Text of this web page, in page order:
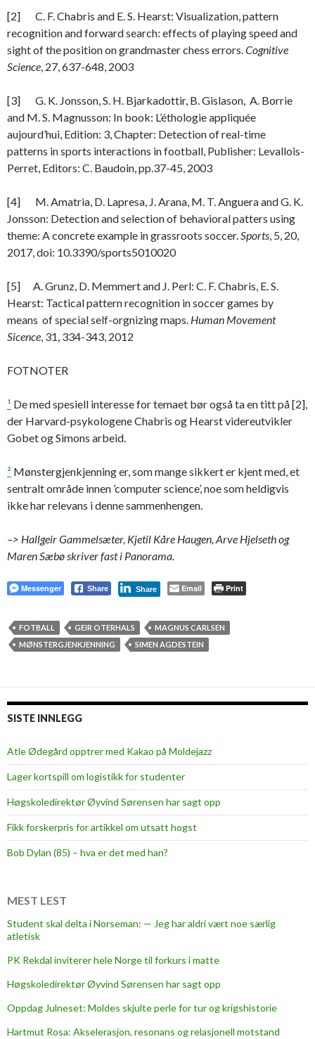
[2] C. F. Chabris and E. S. Hearst: Visualization, pattern
recognition and forward search: effects of playing speed and
sight of the position on grandmaster chess errors.Cognitive
Science, 27, 637-648, 2003
[3] G. K. Jonsson, S. H. Bjarkadottir, B. Gislason, A. Borrie
and M. S. Magnusson: In book: L’éthologie appliquée
aujourd’hui, Edition: 3, Chapter: Detection of real-time
patterns in sports interactions in football, Publisher: Levallois-
Perret, Editors: C. Baudoin, pp.37-45, 2003
[4] M. Amatria, D. Lapresa, J. Arana, M. T. Anguera and G. K.
Jonsson: Detection and selection of behavioral patters using
theme: A concrete example in grassroots soccer.Sports, 5, 20,
2017, doi: 10.3390/sports5010020
[5] A. Grunz, D. Memmert and J. Perl: C. F. Chabris, E. S.
Hearst: Tactical pattern recognition in soccer games by
means of special self-orgnizing maps. Human Movement
Sicence, 31, 334-343, 2012
FOTNOTER
¹ De med spesiell interesse for temaet bør også ta en titt på [2],
der Harvard-psykologene Chabris og Hearst videreutvikler
Gobet og Simons arbeid.
² Mønstergjenkjenning er, som mange sikkert er kjent med, et
sentralt område innen ’computer science’, noe som heldigvis
ikke har relevans i denne sammenhengen.
–> Hallgeir Gammelsæter, Kjetil Kåre Haugen, Arve Hjelseth og
Maren Sæbø skriver fast i Panorama.
Messenger Share Share Email Print
FOTBALL GEIR OTERHALS
MAGNUS CARLSEN
MØNSTERGJENKJENNING
SIMEN AGDESTEIN
SISTE INNLEGG
Atle Ødegård opptrer med Kakao på Moldejazz
Lager kortspill om logistikk for studenter
Høgskoledirektør Øyvind Sørensen har sagt opp
Fikk forskerpris for artikkel om utsatt hogst
Bob Dylan (85) – hva er det med han?
MEST LEST
Student skal delta i Norseman: — Jeg har aldri vært noe særlig
atletisk
PK Rekdal inviterer hele Norge til forkurs i matte
Høgskoledirektør Øyvind Sørensen har sagt opp
Oppdag Julneset: Moldes skjulte perle for tur og krigshistorie
Hartmut Rosa: Akselerasjon, resonans og relasjonell motstand